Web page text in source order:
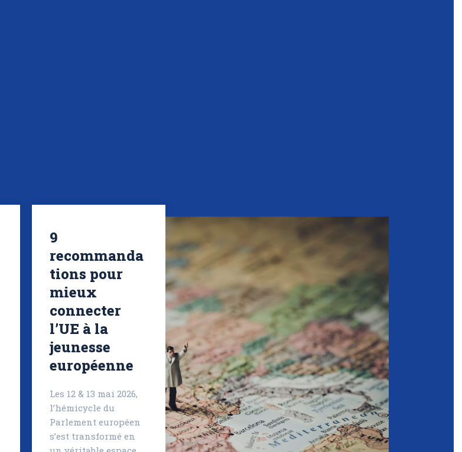
9
recommanda
tions pour
mieux
connecter
l’UE à la
jeunesse
européenne
Les 12 & 13 mai 2026,
l’hémicycle du
Parlement européen
s’est transformé en